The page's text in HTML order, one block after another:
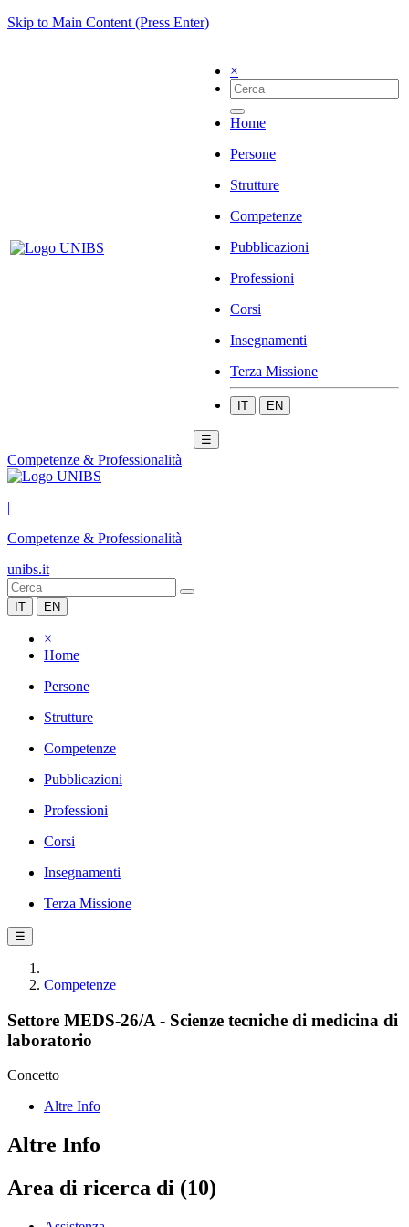
Skip to Main Content (Press Enter)
×
Home
Persone
Strutture
Competenze
Pubblicazioni
Professioni
Corsi
Insegnamenti
Terza Missione
IT EN
☰
Competenze & Professionalità
|
Competenze & Professionalità
unibs.it
IT EN
×
Home
Persone
Strutture
Competenze
Pubblicazioni
Professioni
Corsi
Insegnamenti
Terza Missione
☰
Competenze
Settore MEDS-26/A - Scienze tecniche di medicina di
laboratorio
Concetto
Altre Info
Altre Info
Area di ricerca di (10)